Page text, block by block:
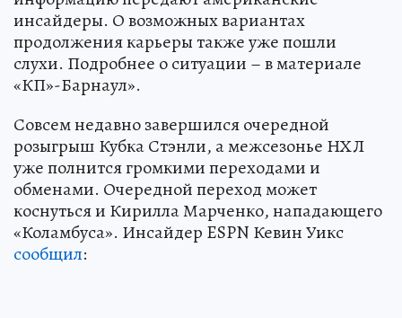
инсайдеры. О возможных вариантах
продолжения карьеры также уже пошли
слухи. Подробнее о ситуации – в материале
«КП»-Барнаул».
Совсем недавно завершился очередной
розыгрыш Кубка Стэнли, а межсезонье НХЛ
уже полнится громкими переходами и
обменами. Очередной переход может
коснуться и Кирилла Марченко, нападающего
«Коламбуса». Инсайдер ESPN Кевин Уикс
сообщил: